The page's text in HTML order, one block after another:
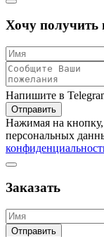
Хочу получить
Напишите в
Отправить
Нажимая на кнопку,
персональных
Заказать
Отправить